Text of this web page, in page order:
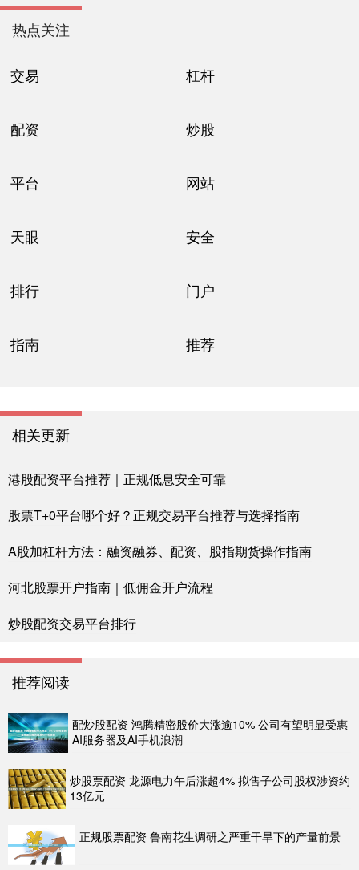
热点关注
交易 杠杆
配资 炒股
平台 网站
天眼 安全
排行 门户
指南 推荐
相关更新
港股配资平台推荐｜正规低息安全可靠
股票T+0平台哪个好？正规交易平台推荐与选择指南
A股加杠杆方法：融资融券、配资、股指期货操作指南
河北股票开户指南｜低佣金开户流程
炒股配资交易平台排行
推荐阅读
配炒股配资 鸿腾精密股价大涨逾10% 公司有望明显受惠
AI服务器及AI手机浪潮
炒股票配资 龙源电力午后涨超4% 拟售子公司股权涉资约
13亿元
正规股票配资 鲁南花生调研之严重干旱下的产量前景